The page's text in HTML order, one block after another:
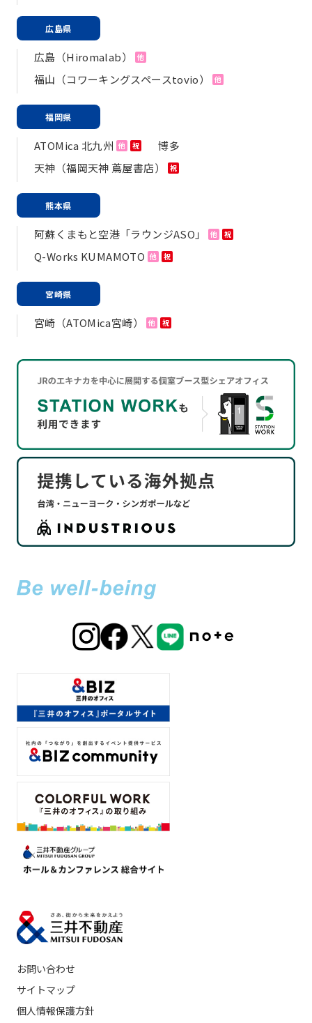
広島県
広島（Hiromalab） 他
福山（コワーキングスペースtovio） 他
福岡県
ATOMica 北九州 他 祝
博多
天神（福岡天神 蔦屋書店）
祝
熊本県
阿蘇くまもと空港「ラウンジASO」 他 祝
Q-Works KUMAMOTO 他 祝
宮崎県
宮崎（ATOMica宮崎） 他 祝
お問い合わせ
サイトマップ
個人情報保護方針